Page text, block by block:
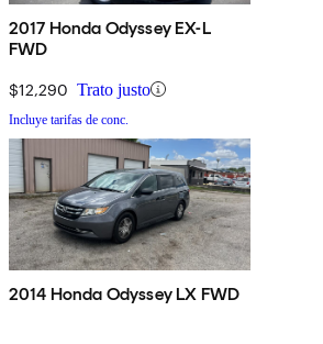
2017 Honda Odyssey EX-L
FWD
$12,290 Trato justo
Incluye tarifas de conc.
2014 Honda Odyssey LX FWD